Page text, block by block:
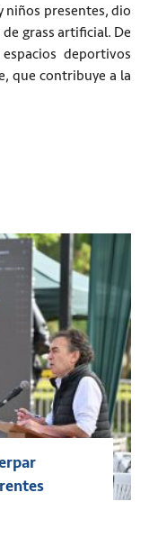
presentes, dio
grass artificial. De
deportivos
que contribuye a la